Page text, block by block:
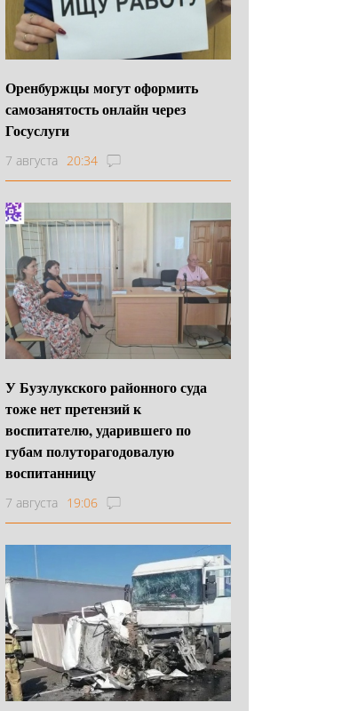
Оренбуржцы могут оформить
самозанятость онлайн через
Госуслуги
7 августа 20:34
У Бузулукского районного суда
тоже нет претензий к
воспитателю, ударившего по
губам полуторагодовалую
воспитанницу
7 августа 19:06